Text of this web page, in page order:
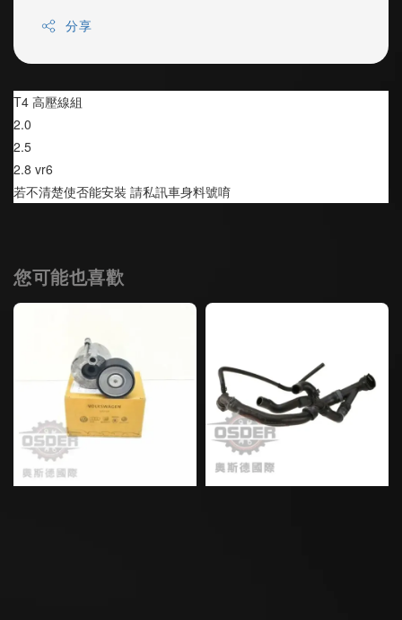
分享
T4 高壓線組
2.0
2.5
2.8 vr6
若不清楚使否能安裝 請私訊車身料號唷
您可能也喜歡